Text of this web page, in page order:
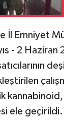
İl Emniyet
- 2 Haziran
ele